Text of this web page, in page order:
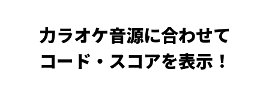
力ラオケ音源に合わせて
コード・スコアを表示！